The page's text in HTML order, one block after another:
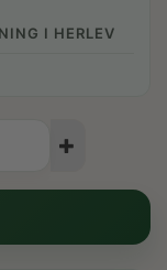
I HERLEV